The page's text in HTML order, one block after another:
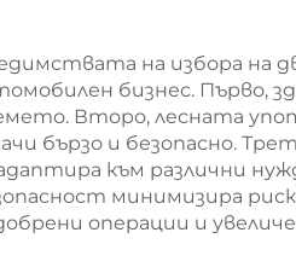
на избора на
бизнес. Първо,
Второ, лесната
бързо и безопасно.
към различни
минимизира
операции и